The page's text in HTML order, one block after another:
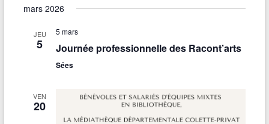
mars 2026
JEU
5
5 mars
Journée professionnelle des Racont’arts
Sées
VEN
20